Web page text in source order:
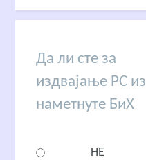
Да ли сте за
издвајање РС из
наметнуте БиХ
НЕ